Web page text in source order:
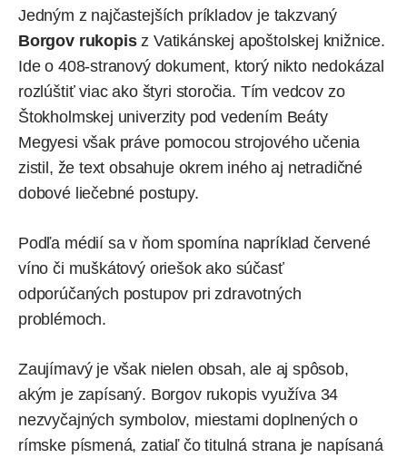
Jedným z najčastejších príkladov je takzvaný
Borgov rukopisz Vatikánskej apoštolskej knižnice.
Ide o 408-stranový dokument, ktorý nikto nedokázal
rozlúštiť viac ako štyri storočia. Tím vedcov zo
Štokholmskej univerzity pod vedením Beáty
Megyesi však práve pomocou strojového učenia
zistil, že text obsahuje okrem iného aj netradičné
dobové liečebné postupy.
Podľa médií sa v ňom spomína napríklad červené
víno či muškátový oriešok ako súčasť
odporúčaných postupov pri zdravotných
problémoch.
Zaujímavý je však nielen obsah, ale aj spôsob,
akým je zapísaný. Borgov rukopis využíva 34
nezvyčajných symbolov, miestami doplnených o
rímske písmená, zatiaľ čo titulná strana je napísaná